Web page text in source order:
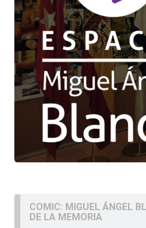
COMIC: MIGUEL ÁNGEL
DE LA MEMORIA